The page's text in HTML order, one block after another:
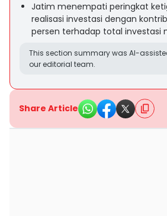
Jatim menempati peringkat
realisasi investasi dengan
persen terhadap total investasi
This section summary was AI-
our editorial team.
Share Article